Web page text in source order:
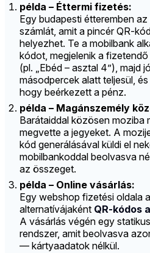
példa – Éttermi fizetés:
Egy budapesti étteremben
számlát, amit a pincér QR-
helyezhet. Te a mobilbank
kódot, megjelenik a
(pl. „Ebéd – asztal 4”), majd
másodpercek alatt teljesül,
hogy beérkezett a pénz.
példa – Magánszemély
Barátaiddal közösen moziba
megvette a jegyeket. A
kód generálásával küldi el
mobilbankoddal beolvasva
az összeget.
példa – Online vásárlás:
Egy webshop fizetési oldala
alternatívájaként QR-kódos
A vásárlás végén egy
rendszer, amit beolvasva
— kártyaadatok nélkül.